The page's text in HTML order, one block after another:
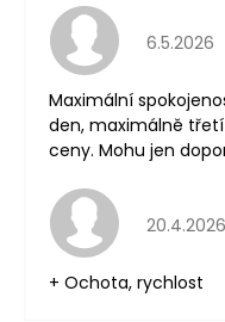
6.5.2026
Maximální
den, maximálně
ceny. Mohu jen
20.4.2026
+ Ochota, rychlost